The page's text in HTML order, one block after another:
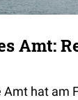
Amt:
Amt hat am